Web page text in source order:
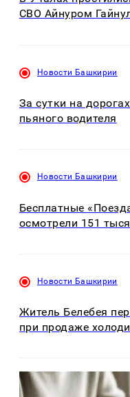
СВО Айнуром
Новости Башкирии
За сутки на
пьяного водителя
Новости Башкирии
Бесплатные
осмотрели 151
Новости Башкирии
Житель Белебея
при продаже